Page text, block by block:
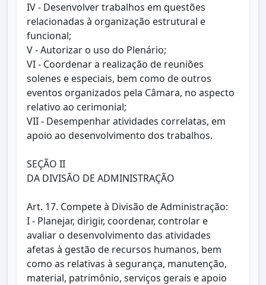
IV - Desenvolver trabalhos em questões
relacionadas à organização estrutural e
funcional;
V - Autorizar o uso do Plenário;
VI - Coordenar a realização de reuniões
solenes e especiais, bem como de outros
eventos organizados pela Câmara, no aspecto
relativo ao cerimonial;
VII - Desempenhar atividades correlatas, em
apoio ao desenvolvimento dos trabalhos.
SEÇÃO II
DA DIVISÃO DE ADMINISTRAÇÃO
Art. 17. Compete à Divisão de Administração:
I - Planejar, dirigir, coordenar, controlar e
avaliar o desenvolvimento das atividades
afetas à gestão de recursos humanos, bem
como as relativas à segurança, manutenção,
material, patrimônio, serviços gerais e apoio